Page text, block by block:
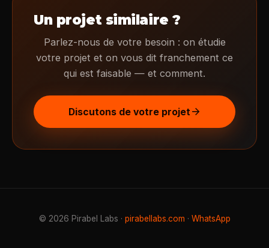
Un projet similaire ?
Parlez-nous de votre besoin : on étudie
votre projet et on vous dit franchement ce
qui est faisable — et comment.
Discutons de votre projetarrow_forward
© 2026 Pirabel Labs · pirabellabs.com · WhatsApp